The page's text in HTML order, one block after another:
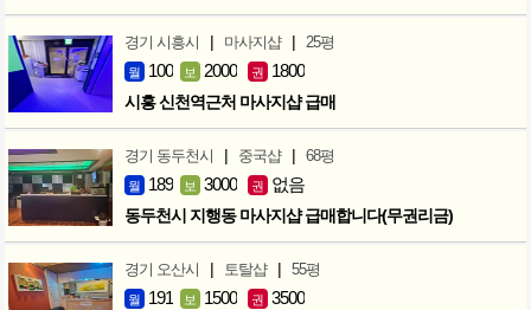
경기 시흥시 | 마사지샵 | 25평
월 100 보 2000 권 1800
시흥 신천역근처 마사지샵 급매
경기 동두천시 | 중국샵 | 68평
월 189 보 3000 권 없음
동두천시 지행동 마사지샵 급매합니다(무권리금)
경기 오산시 | 토탈샵 | 55평
월 191 보 1500 권 3500